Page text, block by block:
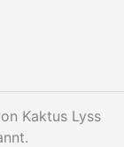
Kaktus Lyss